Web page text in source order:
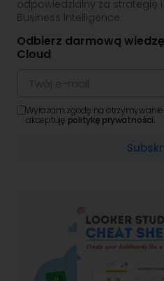
odpowiedzialny za strategię
Business Intelligence.
Odbierz darmową
Cloud
Wyrażam zgodę na
akceptuję politykę prywatności.